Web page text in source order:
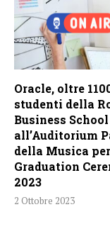
Oracle, oltre
studenti della
Business School
all’Auditorium
della Musica
Graduation
2023
2 Ottobre 2023